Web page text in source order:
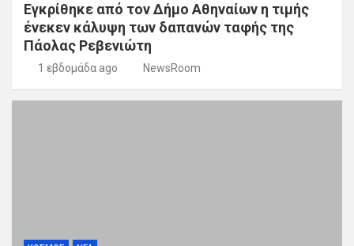
Εγκρίθηκε από τον Δήμο Αθηναίων η τιμής
ένεκεν κάλυψη των δαπανών ταφής της
Πάολας Ρεβενιώτη
1 εβδομάδα ago NewsRoom